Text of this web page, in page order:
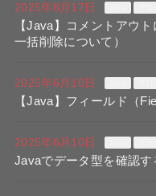
2025年8月17日
【Java】コメントアウ
一括削除について）
2025年6月10日
【Java】フィールド（
2025年6月10日
Javaでデータ型を確認す